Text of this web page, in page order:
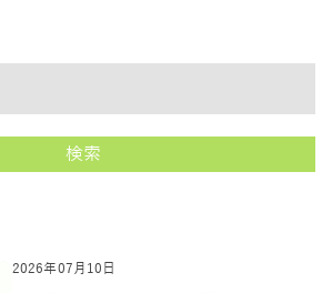
検索
2026年07月10日